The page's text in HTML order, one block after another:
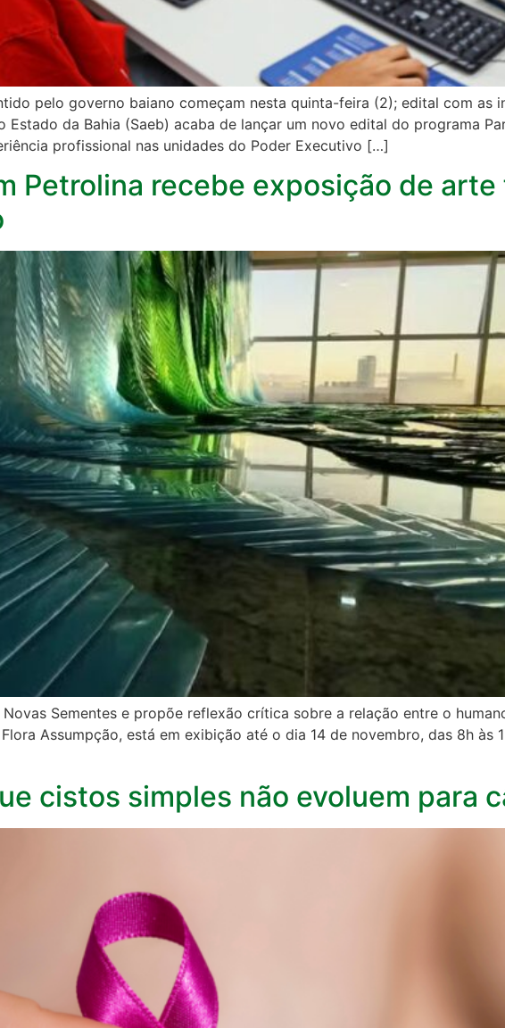
pelo governo baiano começam nesta quinta-feira (2); edital com as
da Bahia (Saeb) acaba de lançar um novo edital do programa
profissional nas unidades do Poder Executivo […]
Petrolina recebe exposição de
Sementes e propõe reflexão crítica sobre a relação entre o
Assumpção, está em exibição até o dia 14 de novembro, das 8h às
cistos simples não evoluem para